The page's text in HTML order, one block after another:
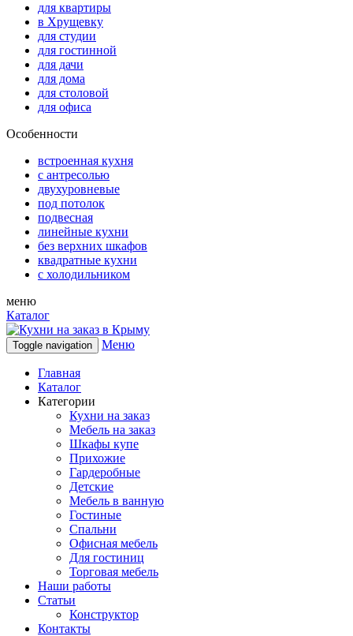
для квартиры
в Хрущевку
для студии
для гостинной
для дачи
для дома
для столовой
для офиса
Особенности
встроенная кухня
с антресолью
двухуровневые
под потолок
подвесная
линейные кухни
без верхних шкафов
квадратные кухни
с холодильником
меню
Каталог
Toggle navigation Меню
Главная
Каталог
Категории
Кухни на заказ
Мебель на заказ
Шкафы купе
Прихожие
Гардеробные
Детские
Мебель в ванную
Гостиные
Спальни
Офисная мебель
Для гостиниц
Торговая мебель
Наши работы
Статьи
Конструктор
Контакты